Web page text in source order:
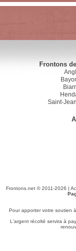
Frontons
Saint-
Frontons.net © 2011-2026 |
Pour apporter votre soutien à
L'argent récolté servira à